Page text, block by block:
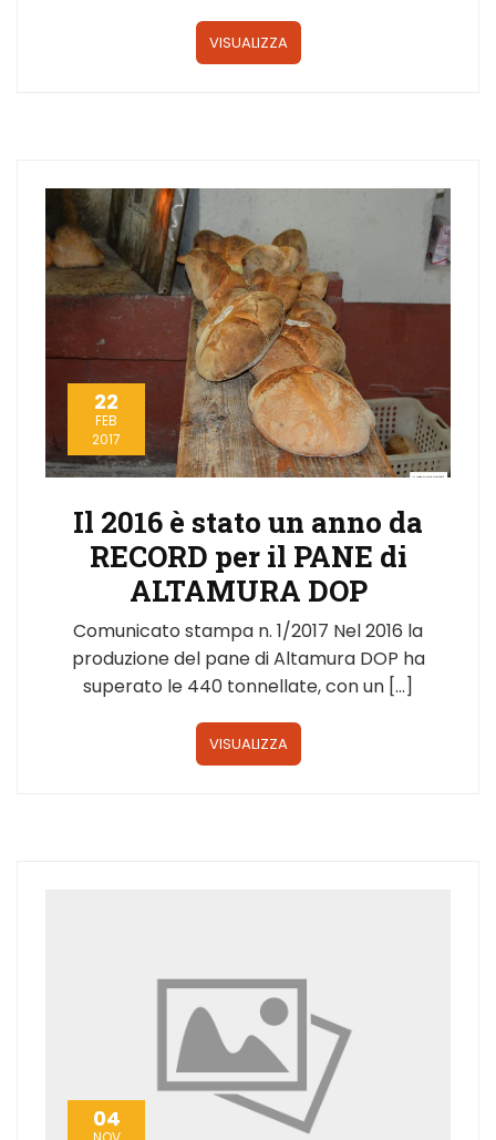
VISUALIZZA
22
FEB
2017
Il 2016 è stato un anno da
RECORD per il PANE di
ALTAMURA DOP
Comunicato stampa n. 1/2017 Nel 2016 la
produzione del pane di Altamura DOP ha
superato le 440 tonnellate, con un […]
VISUALIZZA
04